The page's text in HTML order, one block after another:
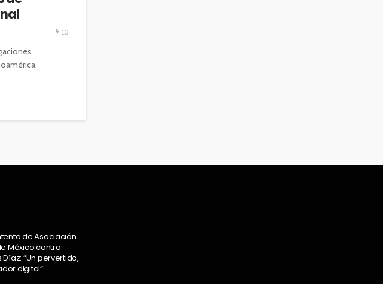
13
y la
de Asociación
México contra
“Un pervertido,
digital”